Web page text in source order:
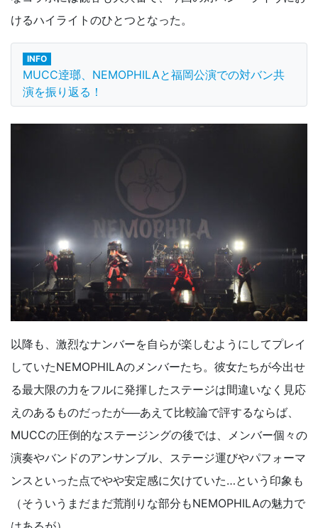
けるハイライトのひとつとなった。
INFO
MUCC逹瑯、NEMOPHILAと福岡公演での対バン共
演を振り返る！
以降も、激烈なナンバーを自らが楽しむようにしてプレイ
していたNEMOPHILAのメンバーたち。彼女たちが今出せ
る最大限の力をフルに発揮したステージは間違いなく見応
えのあるものだったが──あえて比較論で評するならば、
MUCCの圧倒的なステージングの後では、メンバー個々の
演奏やバンドのアンサンブル、ステージ運びやパフォーマ
ンスといった点でやや安定感に欠けていた…という印象も
（そういうまだまだ荒削りな部分もNEMOPHILAの魅力で